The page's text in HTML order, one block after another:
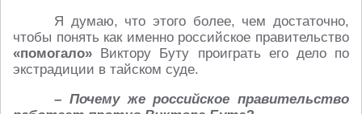
Я думаю, что этого более, чем достаточно,
чтобы понять как именно российское правительство
«помогало» Виктору Буту проиграть его дело по
экстрадиции в тайском суде.
– Почему же российское правительство